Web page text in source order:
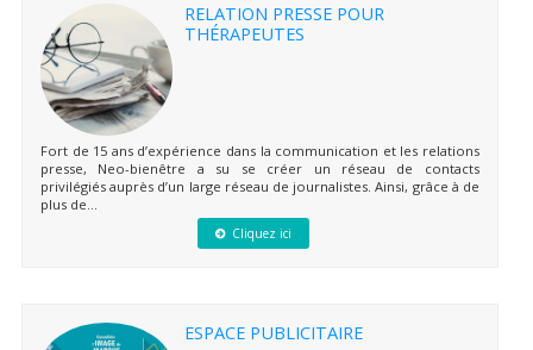
RELATION PRESSE POUR
THÉRAPEUTES
Fort de 15 ans d’expérience dans la communication et les relations
presse, Neo-bienêtre a su se créer un réseau de contacts
privilégiés auprès d’un large réseau de journalistes. Ainsi, grâce à de
plus de...
Cliquez ici
ESPACE PUBLICITAIRE